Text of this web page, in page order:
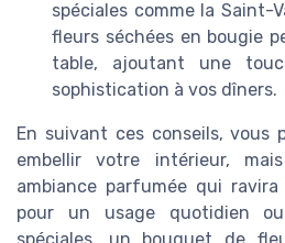
spéciales comme la Saint-
fleurs séchées en bougie
table, ajoutant une
sophistication à vos dîners.
En suivant ces conseils, vous
embellir votre intérieur,
ambiance parfumée qui
pour un usage quotidien